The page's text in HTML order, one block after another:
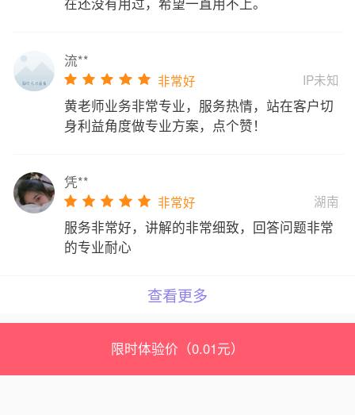
流**
非常好 IP未知
黄老师业务非常专业，服务热情，站在客户切
身利益角度做专业方案，点个赞！
凭**
非常好 湖南
服务非常好，讲解的非常细致，回答问题非常
的专业耐心
查看更多
限时体验价（0.01元）